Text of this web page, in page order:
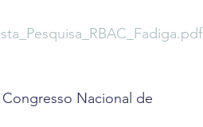
Nacional de